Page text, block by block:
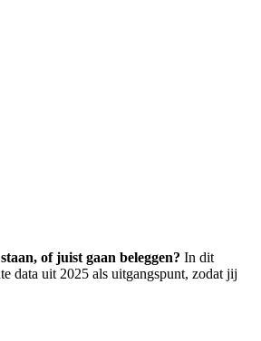
of juist gaan beleggen? In dit
data uit 2025 als uitgangspunt, zodat jij